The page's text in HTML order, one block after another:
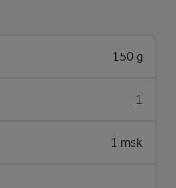
150 g
1
1 msk